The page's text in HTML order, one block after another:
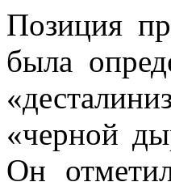
Позиция
была
«черной
Он